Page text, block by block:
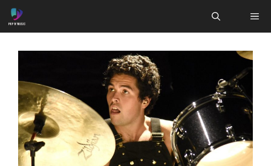
Aller
au